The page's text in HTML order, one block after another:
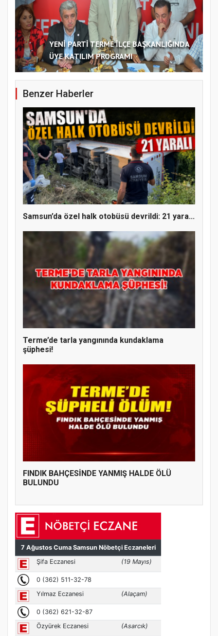
YENİ PARTİ TERME İLÇE BAŞKANLIĞINDA
ÜYE KATILIM PROGRAMI
Benzer Haberler
Samsun’da özel halk otobüsü devrildi: 21 yara...
Terme’de tarla yangınında kundaklama
şüphesi!
FINDIK BAHÇESİNDE YANMIŞ HALDE ÖLÜ
BULUNDU